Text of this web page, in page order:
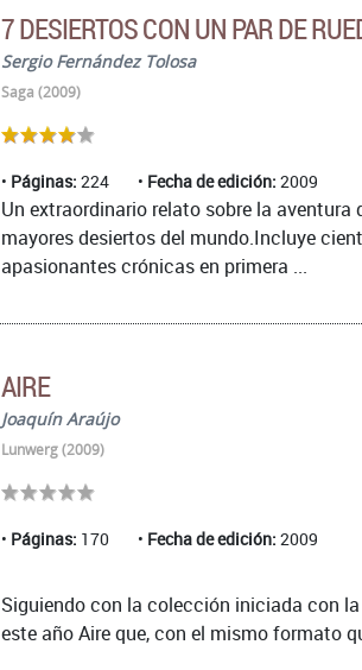
7 DESIERTOS CON UN PAR DE
Sergio Fernández Tolosa
Saga (2009)
Páginas: 224 Fecha de edición: 2009
Un extraordinario relato sobre la
mayores desiertos del mundo.Incluye
apasionantes crónicas en primera ...
AIRE
Joaquín Araújo
Lunwerg (2009)
Páginas: 170 Fecha de edición: 2009
Siguiendo con la colección iniciada con
este año Aire que, con el mismo formato